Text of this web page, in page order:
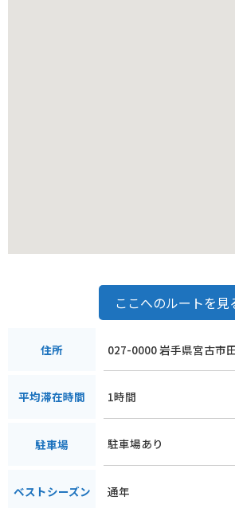
ここへのルートを見
住所 027-0000 岩手県宮古市
平均滞在時間 1時間
駐車場 駐車場あり
ベストシーズン 通年